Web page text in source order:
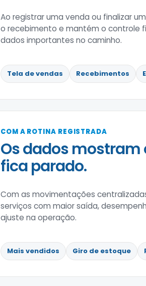
Ao registrar uma venda ou finalizar
o recebimento e mantém o controle
dados importantes no caminho.
Tela de vendas Recebimentos
COM A ROTINA REGISTRADA
Os dados mostram
fica parado.
Com as movimentações
serviços com maior saída,
ajuste na operação.
Mais vendidos Giro de estoque